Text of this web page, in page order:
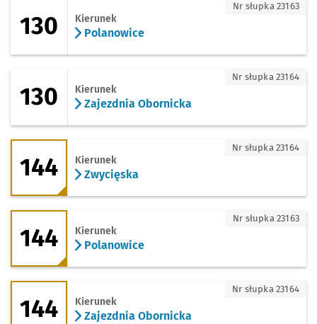
130 Kierunek
Polanowice
Nr słupka 23163
130 - kierunek Zajezdnia Obornicka
130 Kierunek
Zajezdnia Obornicka
Nr słupka 23164
144 - kierunek Zwycięska
144 Kierunek
Zwycięska
Nr słupka 23164
144 - kierunek Polanowice
144 Kierunek
Polanowice
Nr słupka 23163
144 - kierunek Zajezdnia Obornicka
144 Kierunek
Zajezdnia Obornicka
Nr słupka 23164